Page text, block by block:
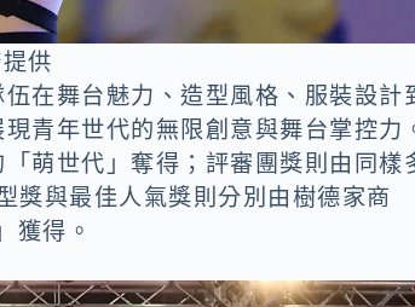
供
在舞台魅力、造型風格、服裝設計
青年世代的無限創意與舞台掌控力
萌世代」奪得；評審團獎則由同樣
獎與最佳人氣獎則分別由樹德家商
獲得。